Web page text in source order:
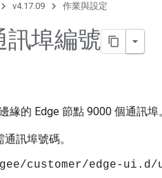
v4.17.09 作業與設定
訊埠編號
緣的 Edge 節點 9000 個通訊
訊埠號碼。
customer/edge-